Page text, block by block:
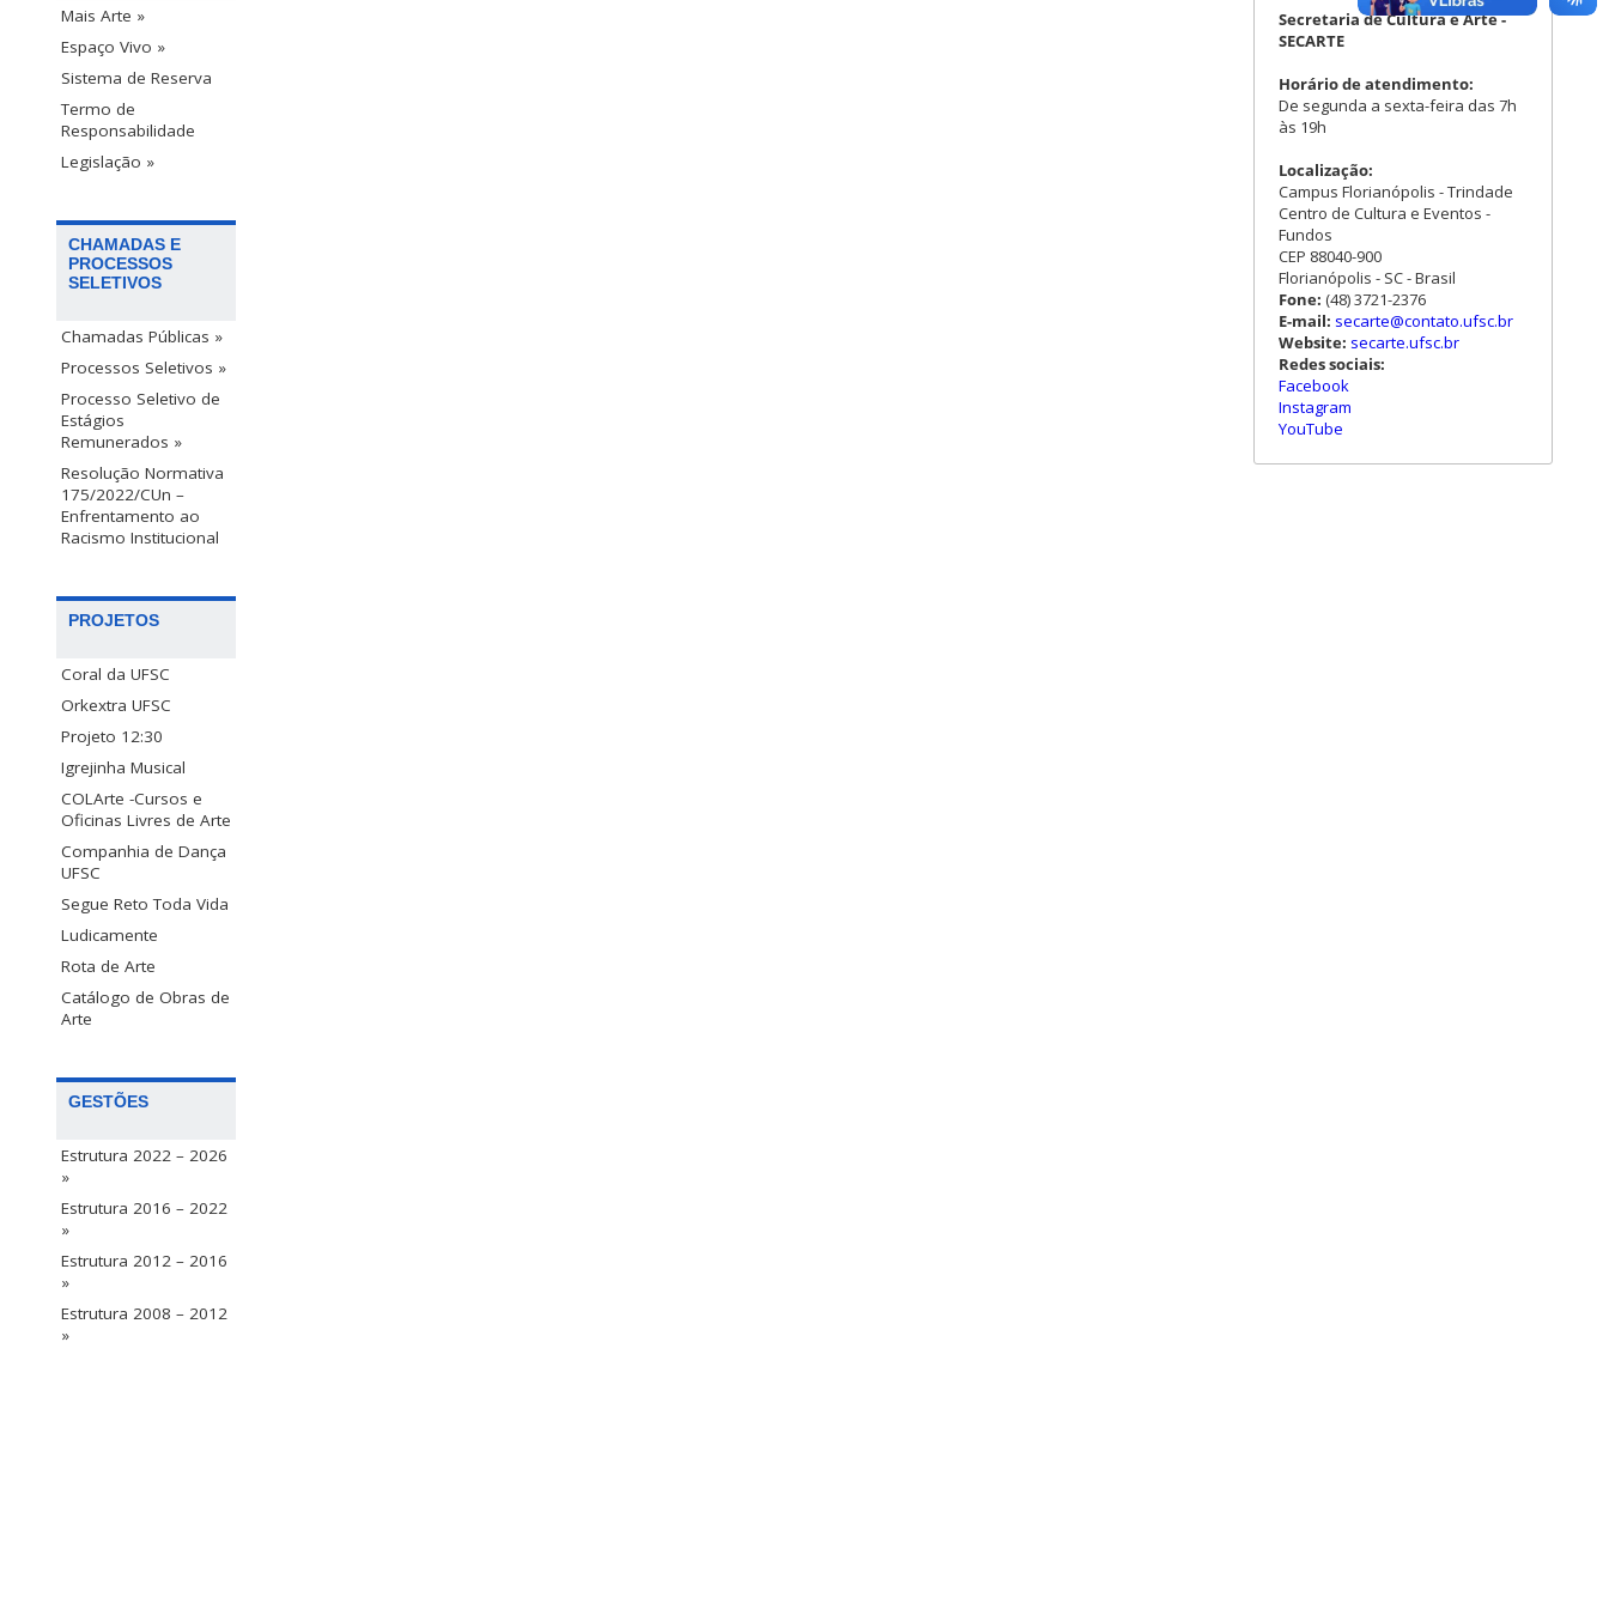
Mais Arte »
Espaço Vivo »
Sistema de Reserva
Termo de
Responsabilidade
Legislação »
CHAMADAS E
PROCESSOS
SELETIVOS
Chamadas Públicas »
Processos Seletivos »
Processo Seletivo de
Estágios
Remunerados »
Resolução Normativa
175/2022/CUn –
Enfrentamento ao
Racismo Institucional
PROJETOS
Coral da UFSC
Orkextra UFSC
Projeto 12:30
Igrejinha Musical
COLArte -Cursos e
Oficinas Livres de Arte
Companhia de Dança
UFSC
Segue Reto Toda Vida
Ludicamente
Rota de Arte
Catálogo de Obras de
Arte
GESTÕES
Estrutura 2022 – 2026
»
Estrutura 2016 – 2022
»
Estrutura 2012 – 2016
»
Estrutura 2008 – 2012
»
Secretaria de Cultura e Arte -
SECARTE
Horário de atendimento:
De segunda a sexta-feira das 7h
às 19h
Localização:
Campus Florianópolis - Trindade
Centro de Cultura e Eventos -
Fundos
CEP 88040-900
Florianópolis - SC - Brasil
Fone: (48) 3721-2376
E-mail: secarte@contato.ufsc.br
Website: secarte.ufsc.br
Redes sociais:
Facebook
Instagram
YouTube